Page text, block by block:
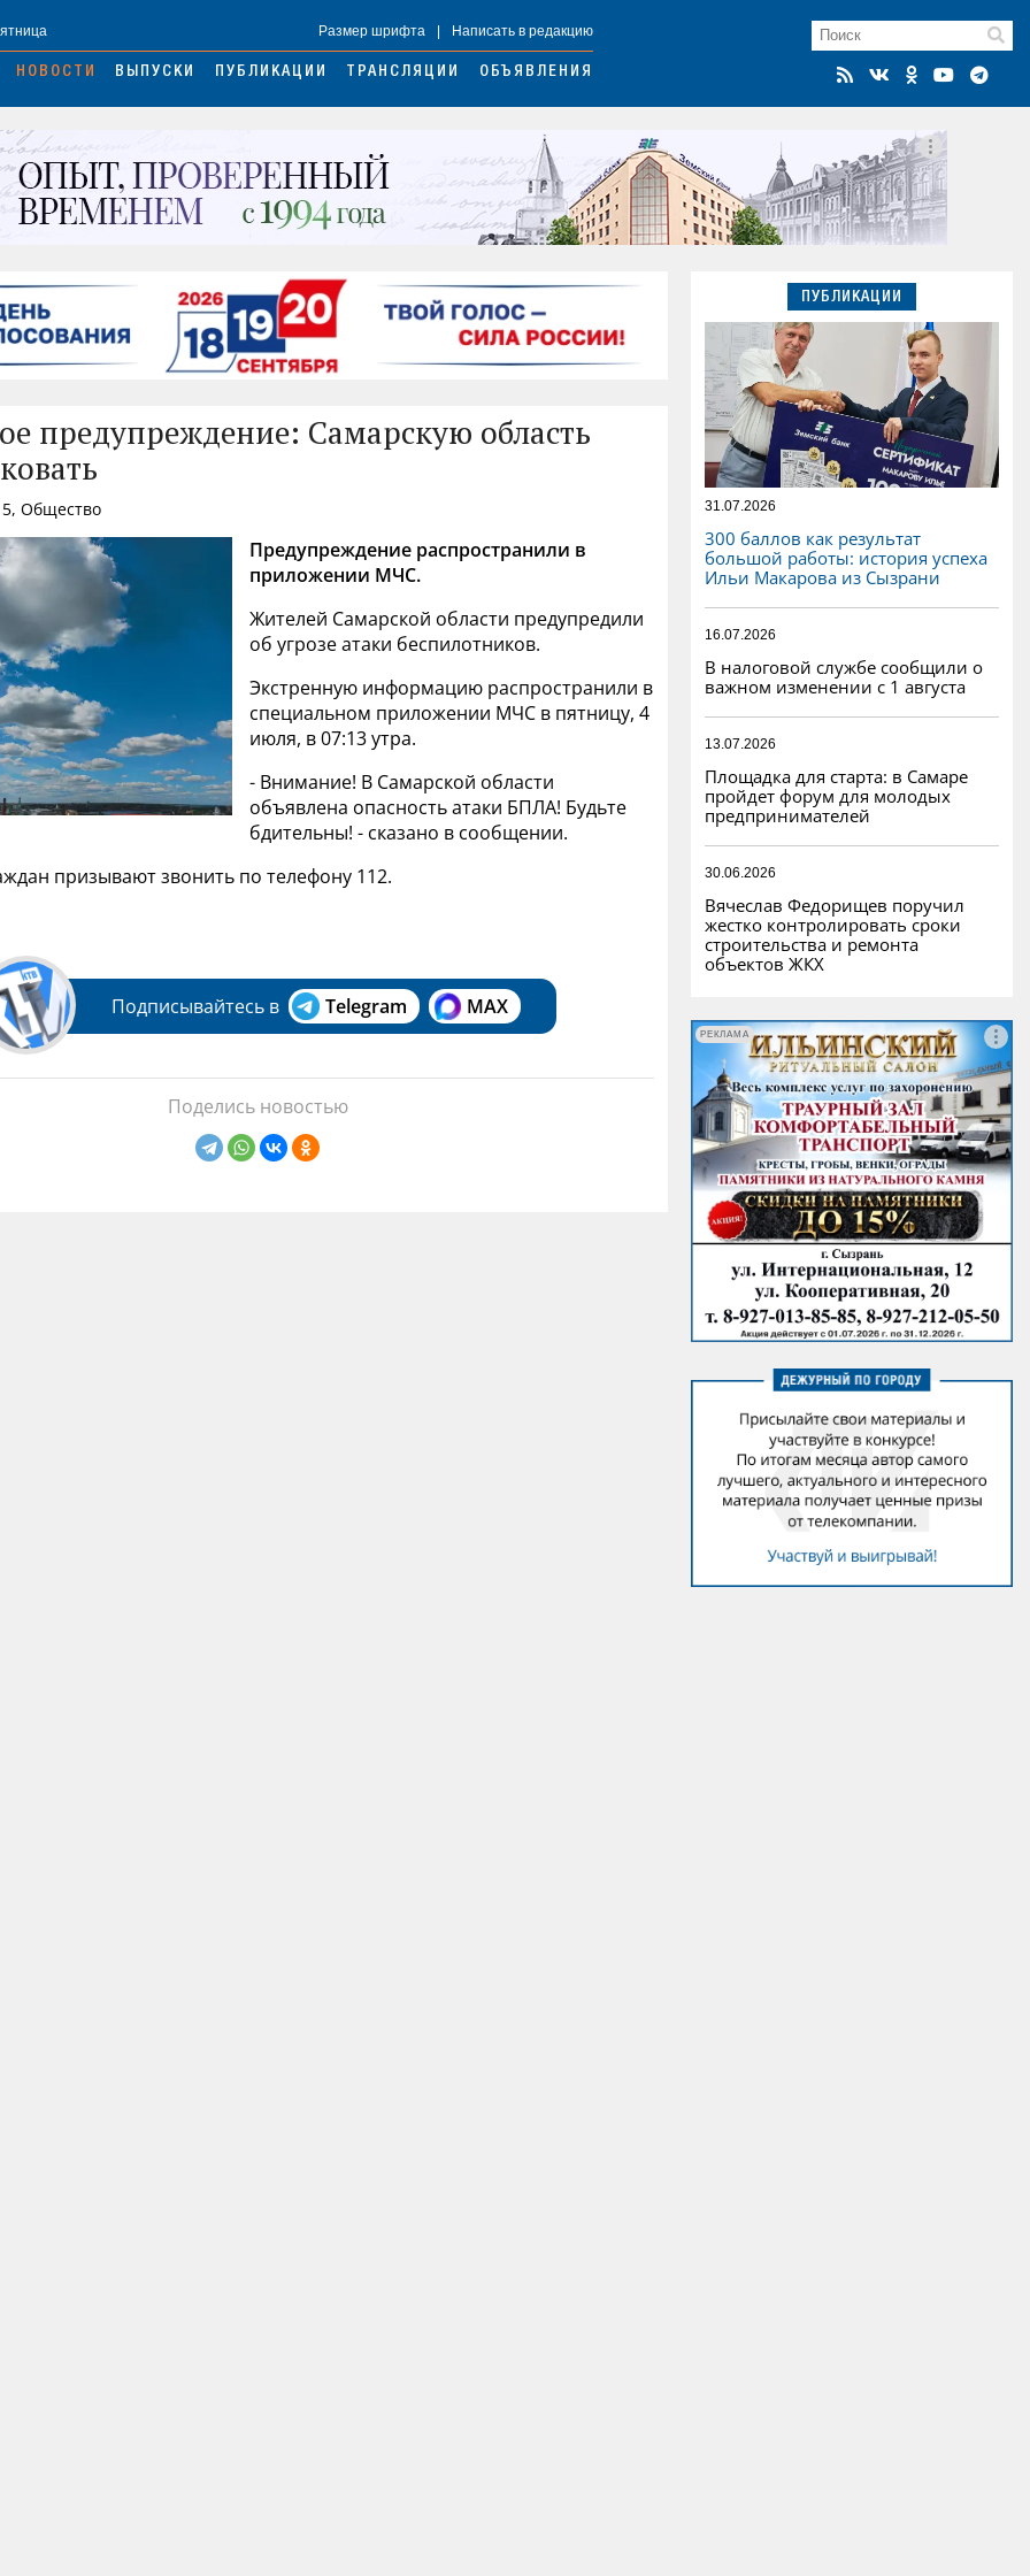
Размер шрифта Написать в редакцию
НОВОСТИ ВЫПУСКИ ПУБЛИКАЦИИ ТРАНСЛЯЦИИ ОБЪЯВЛЕНИЯ
предупреждение: Самарскую область
Общество
Предупреждение распространили в
приложении МЧС.
Жителей Самарской области предупредили
об угрозе атаки беспилотников.
Экстренную информацию распространили в
специальном приложении МЧС в пятницу, 4
июля, в 07:13 утра.
- Внимание! В Самарской области
объявлена опасность атаки БПЛА! Будьте
бдительны! - сказано в сообщении.
призывают звонить по телефону 112.
Подписывайтесь в Telegram MAX
Поделись новостью
ПУБЛИКАЦИИ
31.07.2026
300 баллов как результат
большой работы: история успеха
Ильи Макарова из Сызрани
16.07.2026
В налоговой службе сообщили о
важном изменении с 1 августа
13.07.2026
Площадка для старта: в Самаре
пройдет форум для молодых
предпринимателей
30.06.2026
Вячеслав Федорищев поручил
жестко контролировать сроки
строительства и ремонта
объектов ЖКХ
РЕКЛАМА